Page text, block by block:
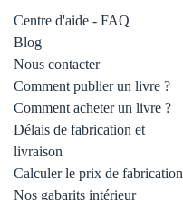
Centre d'aide - FAQ
Blog
Nous contacter
Comment publier un livre ?
Comment acheter un livre ?
Délais de fabrication et
livraison
Calculer le prix de fabrication
Nos gabarits intérieur